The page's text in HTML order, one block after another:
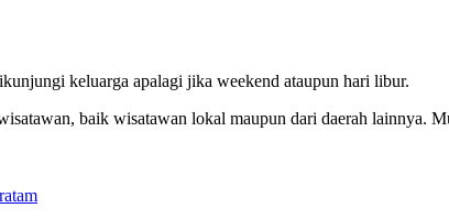
keluarga apalagi jika weekend ataupun hari libur.
baik wisatawan lokal maupun dari daerah lainnya.